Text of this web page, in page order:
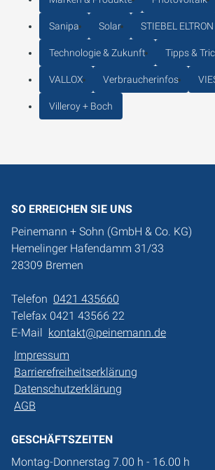
Sanipa Solar STIEBEL ELTRON
Technologie & Zukunft Tipps &
VALLOX Verbraucherinfos
Villeroy + Boch
SO ERREICHEN SIE UNS
Peinemann + Sohn (GmbH & Co. KG)
Hemelinger Hafendamm 31/33
28309 Bremen
Telefon 0421 435660
Telefax 0421 43566 22
E-Mail
kontakt@peinemann.de
Impressum
Barrierefreiheitserklärung
Datenschutzerklärung
AGB
GESCHÄFTSZEITEN
Montag-Donnerstag 7.00 h - 16.00 h